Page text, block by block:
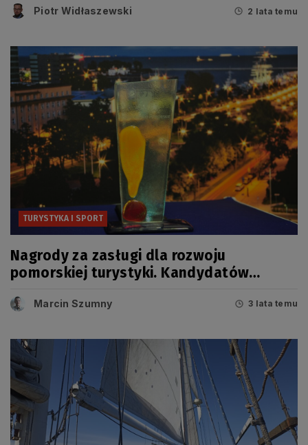
Piotr Widłaszewski 2 lata temu
TURYSTYKA I SPORT
Nagrody za zasługi dla rozwoju
pomorskiej turystyki. Kandydatów
Marcin Szumny 3 lata temu